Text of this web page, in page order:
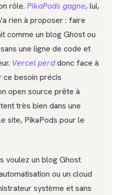
rôle. PikaPods gagne, lui,
rien à proposer : faire
comme un blog Ghost ou
une ligne de code et
Vercelperddonc face à
ce besoin précis
open source prête à
très bien dans une
site, PikaPods pour le
voulez un blog Ghost
ou un cloud
système et sans